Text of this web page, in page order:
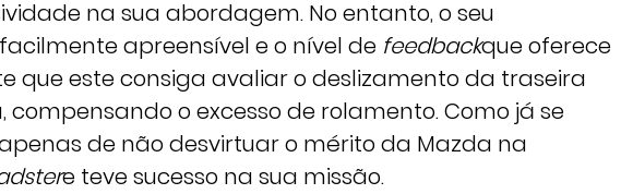
na sua abordagem. No entanto, o seu
apreensível e o nível de feedbackque oferece
que este consiga avaliar o deslizamento da traseira
compensando o excesso de rolamento. Como já se
de não desvirtuar o mérito da Mazda na
e teve sucesso na sua missão.